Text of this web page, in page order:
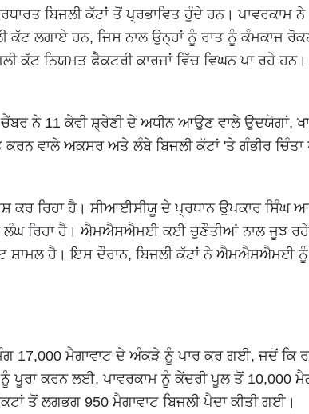
ਬਿਜਲੀ ਕੱਟਾਂ ਤੋਂ ਪ੍ਰਭਾਵਿਤ ਹੁੰਦੇ ਹਨ। ਪਾਵਰਕਾਮ ਨੇ
ਕੱਟ ਲਗਾਏ ਹਨ, ਜਿਸ ਨਾਲ ਉਨ੍ਹਾਂ ਨੂੰ ਰਾਤ ਨੂੰ ਕੰਮਕਾਜ
ਨਿਯਮਤ ਫੈਕਟਰੀ ਕਾਰਜਾਂ ਵਿੱਚ ਵਿਘਨ ਪਾ ਰਹੇ ਹਨ।
ਨੇ 11 ਕੇਵੀ ਸ਼੍ਰੇਣੀ ਦੇ ਅਧੀਨ ਆਉਣ ਵਾਲੇ ਉਦਯੋਗਾਂ,
ਵਾਲੇ ਅਕਸਰ ਅਤੇ ਲੰਬੇ ਬਿਜਲੀ ਕੱਟਾਂ 'ਤੇ ਗੰਭੀਰ
ਰਿਹਾ ਹੈ। ਸੀਆਈਸੀਯੂ ਦੇ ਪ੍ਰਧਾਨ ਉਪਕਾਰ ਸਿੰਘ
ਲੰਘ ਰਿਹਾ ਹੈ। ਐਮਐਸਐਮਈ ਕਈ ਚੁਣੌਤੀਆਂ ਨਾਲ ਜੂਝ
ਸ਼ਾਮਲ ਹੈ। ਇਸ ਦੌਰਾਨ, ਬਿਜਲੀ ਕੱਟਾਂ ਨੇ ਐਮਐਸਐਮਈ
17,000 ਮੈਗਾਵਾਟ ਦੇ ਅੰਕੜੇ ਨੂੰ ਪਾਰ ਕਰ ਗਈ, ਜਦੋਂ ਕਿ
ਪੂਰਾ ਕਰਨ ਲਈ, ਪਾਵਰਕਾਮ ਨੂੰ ਕੇਂਦਰੀ ਪੂਲ ਤੋਂ 10,000
ਤੋਂ ਲਗਭਗ 950 ਮੈਗਾਵਾਟ ਬਿਜਲੀ ਪੈਦਾ ਕੀਤੀ ਗਈ।